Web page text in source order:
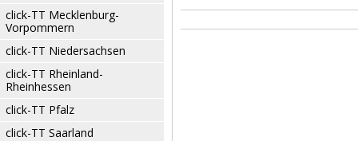
click-TT Mecklenburg-
Vorpommern
click-TT Niedersachsen
click-TT Rheinland-
Rheinhessen
click-TT Pfalz
click-TT Saarland